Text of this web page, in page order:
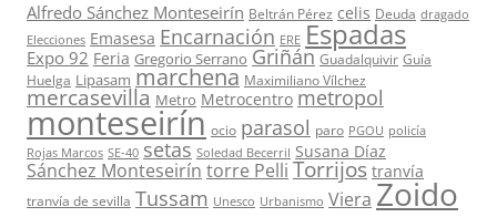
Alfredo Sánchez Monteseirín Beltrán Pérez celis Deuda dragado
Elecciones Emasesa Encarnación ERE Espadas
Expo 92 Feria Gregorio Serrano Griñán Guadalquivir Guía
Huelga Lipasam marchena Maximiliano Vílchez
mercasevilla Metro Metrocentro metropol
monteseirín ocio parasol paro PGOU policía
Rojas Marcos SE-40 setas Soledad Becerril Susana Díaz
Sánchez Monteseirín torre Pelli Torrijos tranvía
tranvía de sevilla Tussam Unesco Urbanismo Viera Zoido